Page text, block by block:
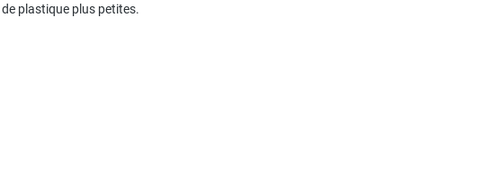
plastique plus petites.